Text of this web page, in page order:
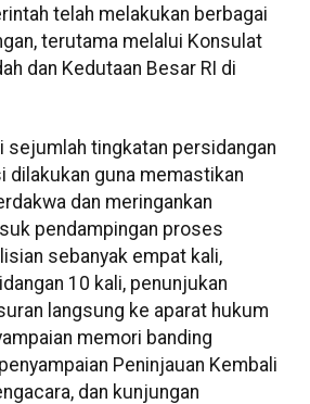
telah melakukan berbagai
terutama melalui Konsulat
dan Kedutaan Besar RI di
sejumlah tingkatan persidangan
dilakukan guna memastikan
dan meringankan
pendampingan proses
sebanyak empat kali,
10 kali, penunjukan
langsung ke aparat hukum
memori banding
Peninjauan Kembali
dan kunjungan